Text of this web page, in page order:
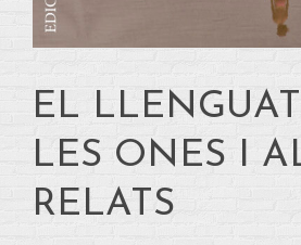
EL
LES ONES I
RELATS